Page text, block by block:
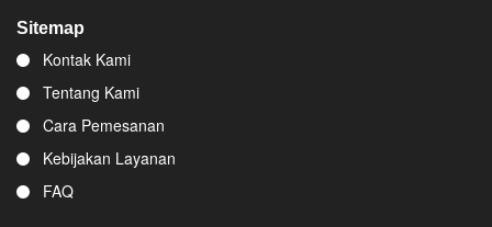
Sitemap
Kontak Kami
Tentang Kami
Cara Pemesanan
Kebijakan Layanan
FAQ